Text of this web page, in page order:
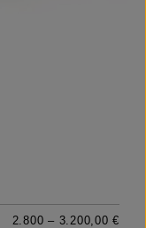
2.800 – 3.200,00 €